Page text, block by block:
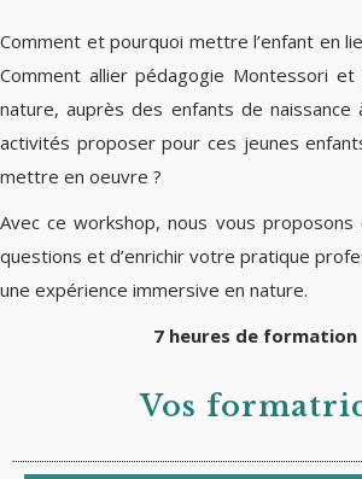
Comment et pourquoi mettre l’enfant en
Comment allier pédagogie Montessori
nature, auprès des enfants de naissance
activités proposer pour ces jeunes
mettre en oeuvre ?
Avec ce workshop, nous vous proposons
questions et d’enrichir votre pratique
une expérience immersive en nature.
7 heures de formation
Vos